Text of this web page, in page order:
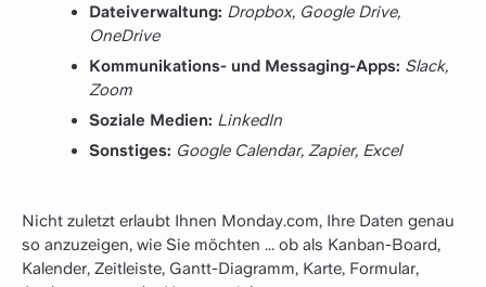
Dateiverwaltung: Dropbox, Google Drive,
OneDrive
Kommunikations- und Messaging-Apps: Slack,
Zoom
Soziale Medien: LinkedIn
Sonstiges: Google Calendar, Zapier, Excel
Nicht zuletzt erlaubt Ihnen Monday.com, Ihre Daten genau
so anzuzeigen, wie Sie möchten ... ob als Kanban-Board,
Kalender, Zeitleiste, Gantt-Diagramm, Karte, Formular,